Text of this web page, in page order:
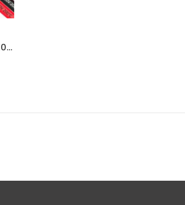
Cavo elettrico in silicone 10 metri 2 conduttori linea parallela